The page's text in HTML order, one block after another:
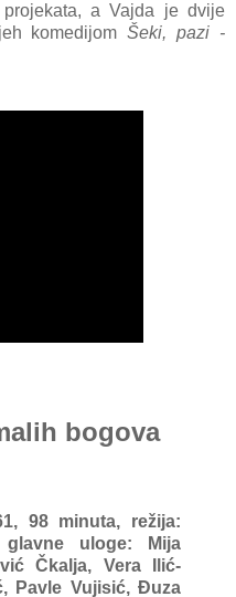
a Vajda je dvije
komedijom Šeki, pazi -
bogova
98 minuta, režija:
g lavne uloge: Mija
Čkalja, Vera Ilić-
Pavle Vujisić, Đuza